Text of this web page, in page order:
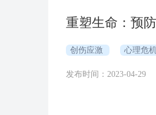
重塑生命：预
创伤应激 心理危
发布时间：2023-04-29